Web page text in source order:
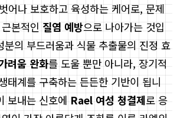
어나 보호하고 육성하는 케어로, 문제
본적인 질염 예방으로 나아가는 것입
분의 부드러움과 식물 추출물의 진정 효
려움 완화를 도울 뿐만 아니라, 장기적
태계를 구축하는 든든한 기반이 됩니
보내는 신호에 Rael 여성 청결제로 응